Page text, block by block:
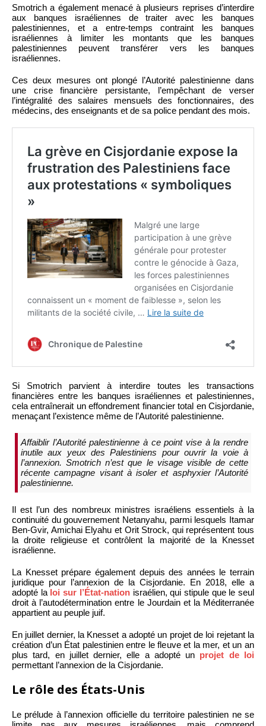
Smotrich a également menacé à plusieurs reprises d’interdire
aux banques israéliennes de traiter avec les banques
palestiniennes, et a entre-temps contraint les banques
israéliennes à limiter les montants que les banques
palestiniennes peuvent transférer vers les banques
israéliennes.
Ces deux mesures ont plongé l’Autorité palestinienne dans
une crise financière persistante, l’empêchant de verser
l’intégralité des salaires mensuels des fonctionnaires, des
médecins, des enseignants et de sa police pendant des mois.
Si Smotrich parvient à interdire toutes les transactions
financières entre les banques israéliennes et palestiniennes,
cela entraînerait un effondrement financier total en Cisjordanie,
menaçant l’existence même de l’Autorité palestinienne.
Affaiblir l’Autorité palestinienne à ce point vise à la rendre
inutile aux yeux des Palestiniens pour ouvrir la voie à
l’annexion. Smotrich n’est que le visage visible de cette
récente campagne visant à isoler et asphyxier l’Autorité
palestinienne.
Il est l’un des nombreux ministres israéliens essentiels à la
continuité du gouvernement Netanyahu, parmi lesquels Itamar
Ben-Gvir, Amichai Elyahu et Orit Strock, qui représentent tous
la droite religieuse et contrôlent la majorité de la Knesset
israélienne.
La Knesset prépare également depuis des années le terrain
juridique pour l’annexion de la Cisjordanie. En 2018, elle a
adopté la loi sur l’État-nationisraélien, qui stipule que le seul
droit à l’autodétermination entre le Jourdain et la Méditerranée
appartient au peuple juif.
En juillet dernier, la Knesset a adopté un projet de loi rejetant la
création d’un État palestinien entre le fleuve et la mer, et un an
plus tard, en juillet dernier, elle a adopté un projet de loi
permettant l’annexion de la Cisjordanie.
Le rôle des États-Unis
Le prélude à l’annexion officielle du territoire palestinien ne se